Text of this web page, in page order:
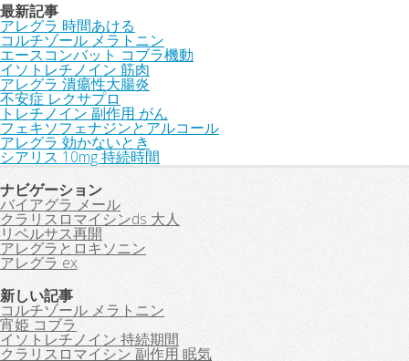
最新記事
アレグラ 時間あける
コルチゾール メラトニン
エースコンバット コブラ機動
イソトレチノイン 筋肉
アレグラ 潰瘍性大腸炎
不安症 レクサプロ
トレチノイン 副作用 がん
フェキソフェナジンとアルコール
アレグラ 効かないとき
シアリス 10mg 持続時間
ナビゲーション
バイアグラ メール
クラリスロマイシンds 大人
リベルサス再開
アレグラとロキソニン
アレグラ ex
新しい記事
コルチゾール メラトニン
宵姫 コブラ
イソトレチノイン 持続期間
クラリスロマイシン 副作用 眠気